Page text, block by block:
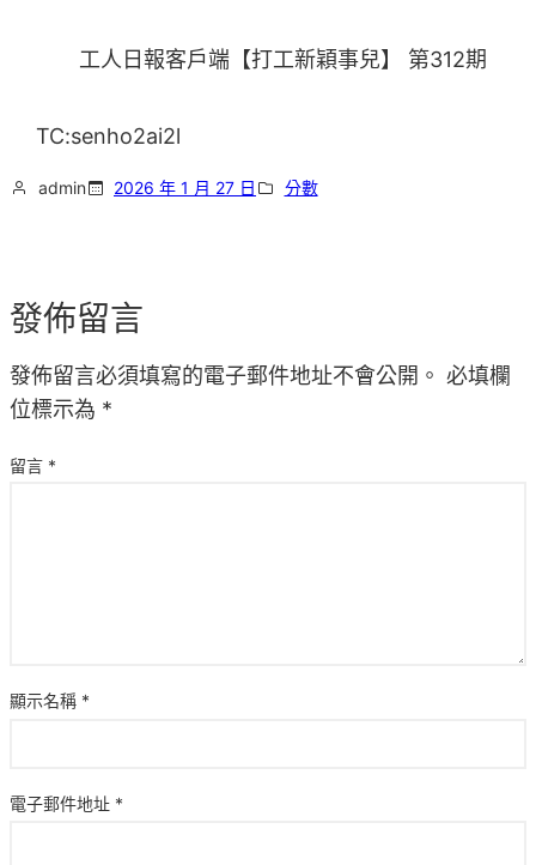
工人日報客戶端【打工新穎事兒】 第312期
TC:senho2ai2l
admin 2026 年 1 月 27 日 分數
發佈留言
發佈留言必須填寫的電子郵件地址不會公開。 必填欄
位標示為 *
留言 *
顯示名稱 *
電子郵件地址 *